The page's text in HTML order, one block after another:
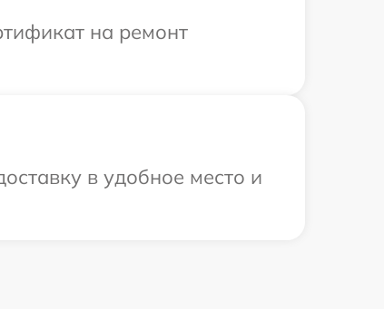
на ремонт
в удобное место и